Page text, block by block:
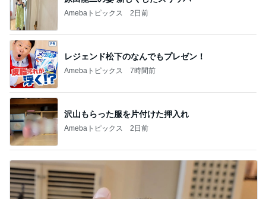
Amebaトピックス 7時間前
沢山もらった服を片付けた押入れ
Amebaトピックス 2日前